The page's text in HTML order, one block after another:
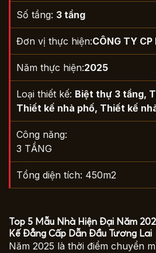
Số tầng: 3 tầng
Đơn vị thực hiện:CÔNG TY CP
Năm thực hiện:2025
Loại thiết kế: Biệt thự 3 tầng,
Thiết kế nhà phố, Thiết kế
Công năng:
3 TẦNG
Tổng diện tích: 450m2
Top 5 Mẫu Nhà Hiện Đại Năm
Kế Đẳng Cấp Dẫn Đầu Tương Lai
Năm 2025 là thời điểm chuyển